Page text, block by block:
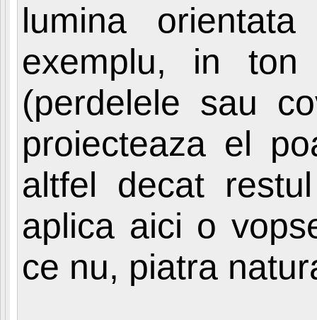
lumina
exemplu, in
(perdelele sau
proiecteaza el
altfel decat
aplica aici o
ce nu, piatra